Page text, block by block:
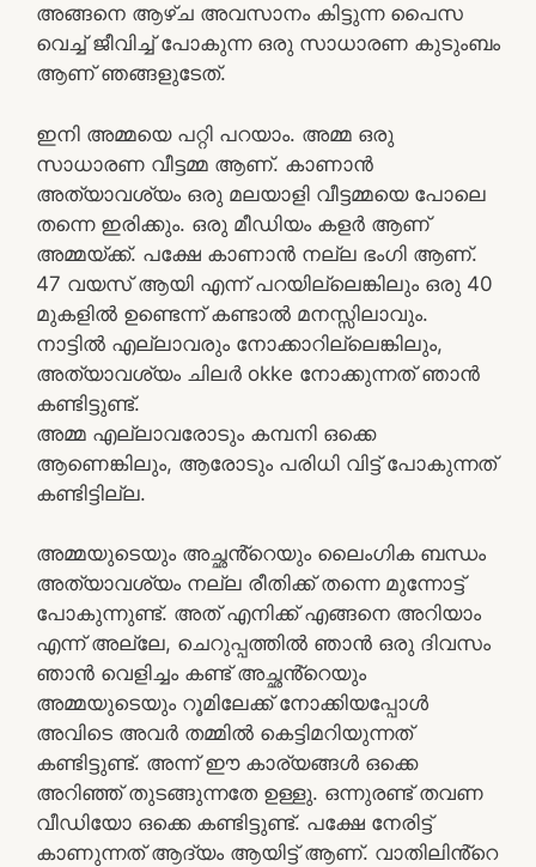
അങ്ങനെ ആഴ്ച അവസാനം കിട്ടുന്ന പൈസ
വെച്ച് ജീവിച്ച് പോകുന്ന ഒരു സാധാരണ കുടുംബം
ആണ് ഞങ്ങളുടേത്.
ഇനി അമ്മയെ പറ്റി പറയാം. അമ്മ ഒരു
സാധാരണ വീട്ടമ്മ ആണ്. കാണാൻ
അത്യാവശ്യം ഒരു മലയാളി വീട്ടമ്മയെ പോലെ
തന്നെ ഇരിക്കും. ഒരു മീഡിയം കളർ ആണ്
അമ്മയ്ക്ക്. പക്ഷേ കാണാൻ നല്ല ഭംഗി ആണ്.
47 വയസ് ആയി എന്ന് പറയില്ലെങ്കിലും ഒരു 40
മുകളിൽ ഉണ്ടെന്ന് കണ്ടാൽ മനസ്സിലാവും.
നാട്ടിൽ എല്ലാവരും നോക്കാറില്ലെങ്കിലും,
അത്യാവശ്യം ചിലർ okke നോക്കുന്നത് ഞാൻ
കണ്ടിട്ടുണ്ട്.
അമ്മ എല്ലാവരോടും കമ്പനി ഒക്കെ
ആണെങ്കിലും, ആരോടും പരിധി വിട്ട് പോകുന്നത്
കണ്ടിട്ടില്ല.
അമ്മയുടെയും അച്ഛൻ്റെയും ലൈംഗിക ബന്ധം
അത്യാവശ്യം നല്ല രീതിക്ക് തന്നെ മുന്നോട്ട്
പോകുന്നുണ്ട്. അത് എനിക്ക് എങ്ങനെ അറിയാം
എന്ന് അല്ലേ, ചെറുപ്പത്തിൽ ഞാൻ ഒരു ദിവസം
ഞാൻ വെളിച്ചം കണ്ട് അച്ഛൻ്റെയും
അമ്മയുടെയും റൂമിലേക്ക് നോക്കിയപ്പോൾ
അവിടെ അവർ തമ്മിൽ കെട്ടിമറിയുന്നത്
കണ്ടിട്ടുണ്ട്. അന്ന് ഈ കാര്യങ്ങൾ ഒക്കെ
അറിഞ്ഞ് തുടങ്ങുന്നതേ ഉള്ളു. ഒന്നുരണ്ട് തവണ
വീഡിയോ ഒക്കെ കണ്ടിട്ടുണ്ട്. പക്ഷേ നേരിട്ട്
കാണുന്നത് ആദ്യം ആയിട്ട് ആണ്. വാതിലിൻ്റെ